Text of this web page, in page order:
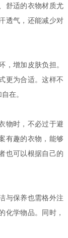
舒适的衣物材质尤
透气，还能减少对
增加皮肤负担。
更为合适。这样不
在。
时，不必过于避
有趣的衣物，能够
也可以根据自己的
保养也需格外注
化学物品。同时，